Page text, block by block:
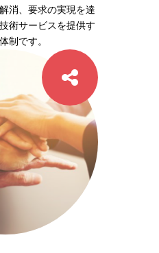
消、要求の実現を達
術サービスを提供す
制です。